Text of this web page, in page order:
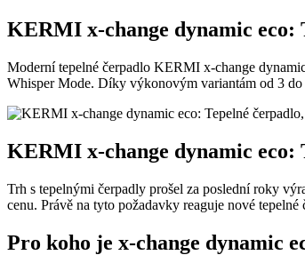
KERMI x-change dynamic eco:
Moderní tepelné čerpadlo KERMI x-change
Whisper Mode. Díky výkonovým variantám od 3
KERMI x-change dynamic eco:
Trh s tepelnými čerpadly prošel za poslední roky
cenu. Právě na tyto požadavky reaguje nové tepelné
Pro koho je x-change dynamic